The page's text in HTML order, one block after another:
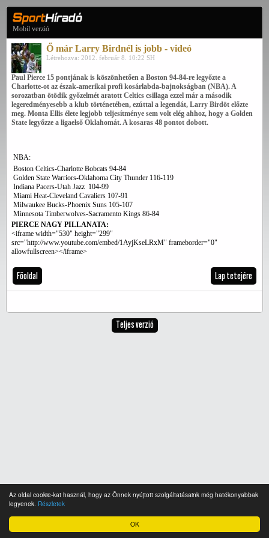
OK
Az oldal cookie-kat használ, hogy az Önnek nyújtott szolgáltatásaink még hatékonyabbak
legyenek. Részletek
Mobil verzió
Ő már Larry Birdnél is jobb - videó
Létrehozva: 2012. február 8. 10:22 SH
Paul Pierce 15 pontjának is köszönhetően a Boston 94-84-re legyőzte a
Charlotte-ot az észak-amerikai profi kosárlabda-bajnokságban (NBA). A
sorozatban ötödik győzelmét aratott Celtics csillaga ezzel már a második
legeredményesebb a klub történetében, ezúttal a legendát, Larry Birdöt előzte
meg. Monta Ellis élete legjobb teljesítménye sem volt elég ahhoz, hogy a Golden
State legyőzze a ligaelső Oklahomát. A kosaras 48 pontot dobott.
NBA:
Boston Celtics-Charlotte Bobcats 94-84
Golden State Warriors-Oklahoma City Thunder 116-119
Indiana Pacers-Utah Jazz 104-99
Miami Heat-Cleveland Cavaliers 107-91
Milwaukee Bucks-Phoenix Suns 105-107
Minnesota Timberwolves-Sacramento Kings 86-84
PIERCE NAGY PILLANATA:
<iframe width="530" height="299"
src="http://www.youtube.com/embed/1AyjKseLRxM" frameborder="0"
allowfullscreen></iframe>
Főoldal Lap tetejére
Teljes verzió